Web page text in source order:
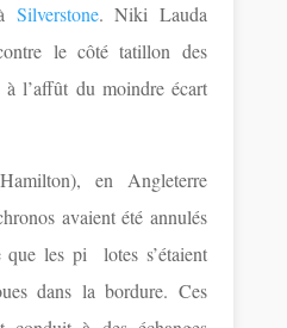
Silverstone. Niki Lauda
le côté tatillon des
à l’affût du moindre écart
en Angleterre
avaient été annulés
que les pi lotes s’étaient
dans la bordure. Ces